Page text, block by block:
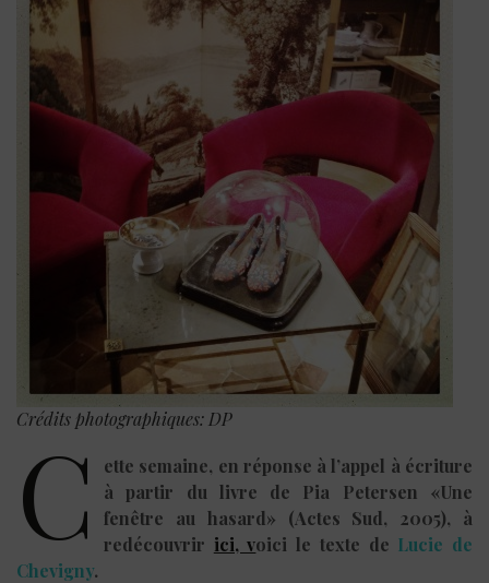
Crédits photographiques: DP
C
ette semaine, en réponse à l’appel à écriture
à partir du livre de Pia Petersen «Une
fenêtre au hasard» (Actes Sud, 2005), à
redécouvrir ici, voici le texte de Lucie de
Chevigny.